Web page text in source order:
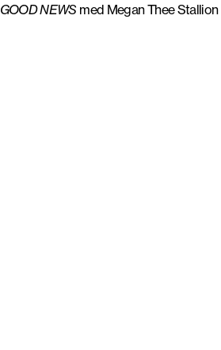
GOOD NEWS med Megan Thee Stallion